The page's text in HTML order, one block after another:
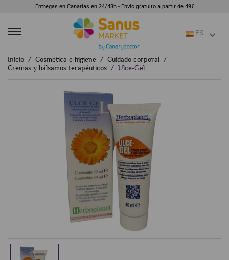
Entregas en Canarias en 24/48h - Envío gratuito a partir de 49€
ES
Inicio Cosmética e higiene
Cuidado corporal
Cremas y bálsamos terapéuticos
Ulce-Gel